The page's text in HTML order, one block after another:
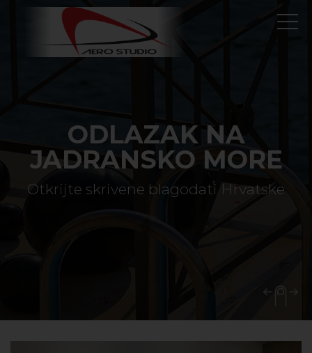
ODLAZAK NA
JADRANSKO MORE
Otkrijte skrivene blagodati Hrvatske